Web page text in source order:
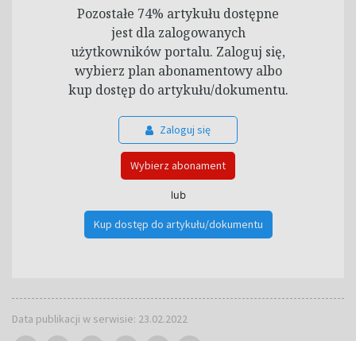
Pozostałe 74% artykułu dostępne
jest dla zalogowanych
użytkowników portalu. Zaloguj się,
wybierz plan abonamentowy albo
kup dostęp do artykułu/dokumentu.
Zaloguj się
Wybierz abonament
lub
Kup dostęp do artykułu/dokumentu
Data publikacji w serwisie: 23.02.2022